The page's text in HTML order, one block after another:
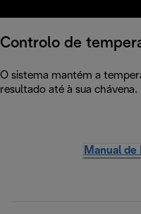
Controlo de
O sistema mantém a
resultado até à sua chávena.
Manual de